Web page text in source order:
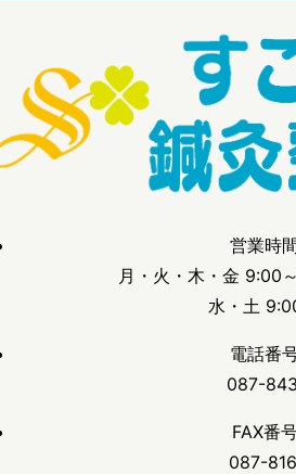
営業時
月・火・木・金 9:00
水・土
電話番
087-
FAX番
087-